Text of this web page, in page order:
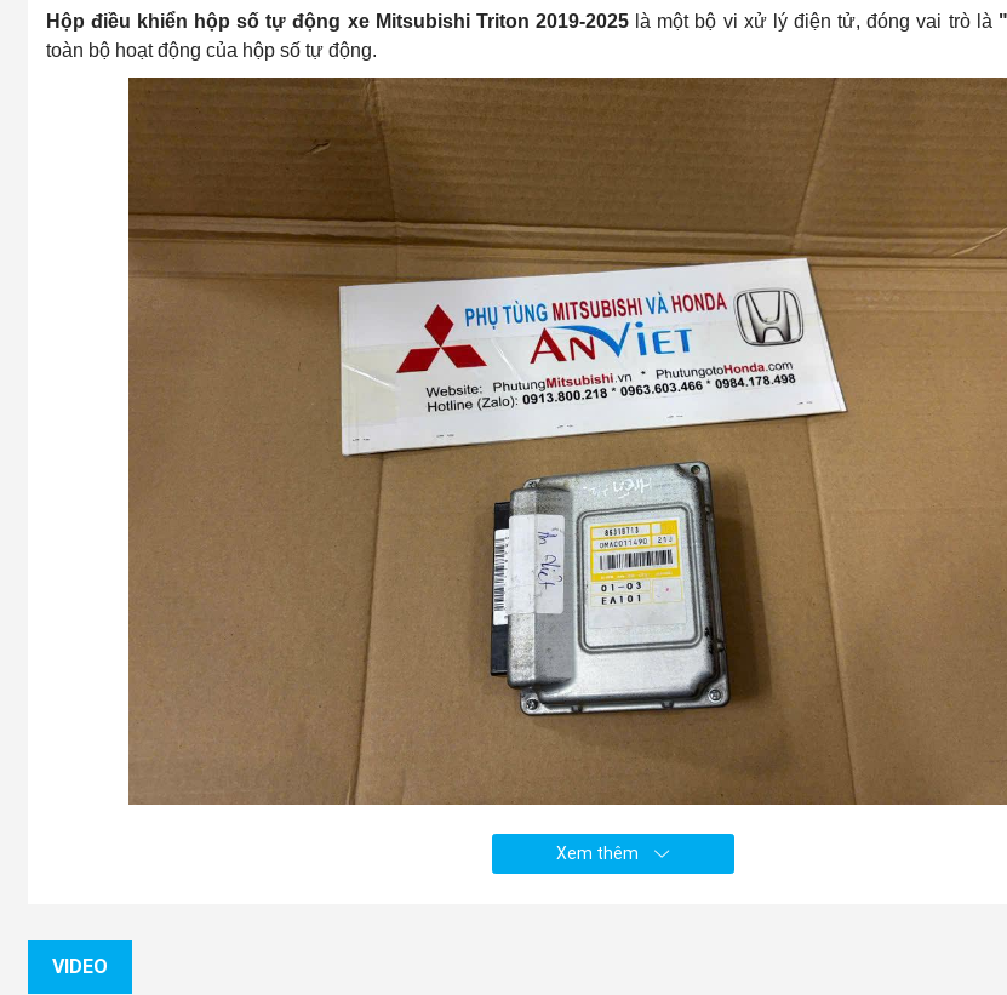
Hộp điều khiển hộp số tự động xe Mitsubishi Triton 2019-2025 là một bộ vi xử lý điện tử, đóng vai trò là
toàn bộ hoạt động của hộp số tự động.
(Hình ảnh chi tiết về Hộp điều khiển hộp số tự động xe Mitsubishi Triton 2019-2025, nguồn Phụ tùng
2. Tác dụng của Hộp điều khiển hộp số tự động xe Mitsubishi Triton
Xem thêm
VIDEO